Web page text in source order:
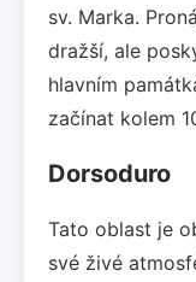
sv. Marka.
dražší, ale
hlavním
začínat kolem
Dorsoduro
Tato oblast je
své živé